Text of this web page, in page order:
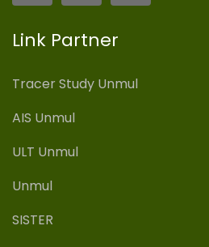
Link Partner
Tracer Study Unmul
AIS Unmul
ULT Unmul
Unmul
SISTER